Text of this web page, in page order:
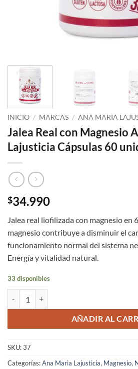
INICIO / MARCAS / ANA MARIA
Jalea Real con Magnesio
Lajusticia Cápsulas 60
$34.990
Jalea real liofilizada con magnesio en
magnesio contribuye a disminuir el
funcionamiento normal del sistema
Energía y vitalidad natural.
33 disponibles
AÑADIR AL
SKU:37
Categorías:Ana Maria Lajusticia, Magnesio,